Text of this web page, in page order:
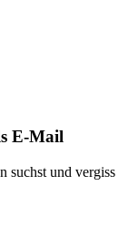
E-Mail
suchst und vergiss